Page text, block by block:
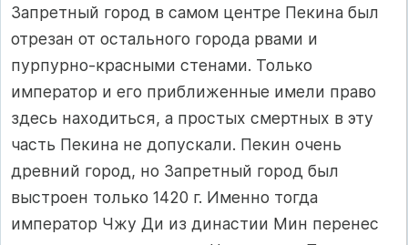
Запретный город в самом центре Пекина был
отрезан от остального города рвами и
пурпурно-красными стенами. Только
император и его приближенные имели право
здесь находиться, а простых смертных в эту
часть Пекина не допускали. Пекин очень
древний город, но Запретный город был
выстроен только 1420 г. Именно тогда
император Чжу Ди из династии Мин перенес